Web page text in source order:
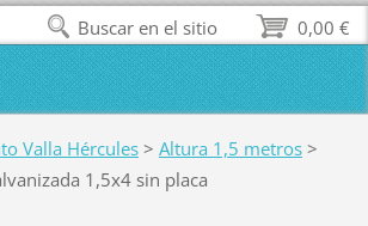
Valla Hércules > Altura 1,5 metros >
1,5x4 sin placa
0,00 €
Buscar en el sitio